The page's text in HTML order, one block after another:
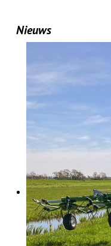
Nieuws